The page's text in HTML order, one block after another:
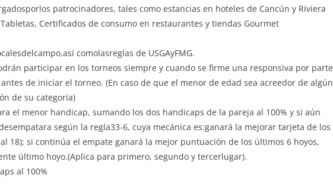
patrocinadores, tales como estancias en hoteles de Cancún y Riviera
Certificados de consumo en restaurantes y tiendas Gourmet
comolasreglas de USGAyFMG.
participar en los torneos siempre y cuando se firme una responsiva por parte
de iniciar el torneo. (En caso de que el menor de edad sea acreedor de algún
de su categoría)
el menor handicap, sumando los dos handicaps de la pareja al 100% y si aún
según la regla33-6, cuya mecánica es:ganará la mejorar tarjeta de los
18); si continúa el empate ganará la mejor puntuación de los últimos 6 hoyos,
último hoyo.(Aplica para primero, segundo y tercerlugar).
al 100%